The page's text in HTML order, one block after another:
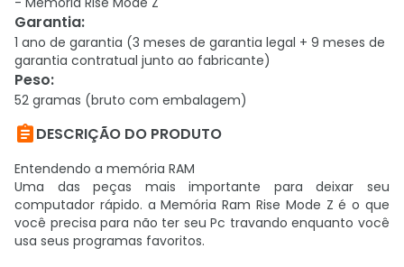
Garantia:
1 ano de garantia (3 meses de garantia legal + 9 meses de
garantia contratual junto ao fabricante)
Peso:
52 gramas (bruto com embalagem)
DESCRIÇÃO DO PRODUTO
Entendendo a memória RAM
Uma das peças mais importante para deixar seu
computador rápido. a Memória Ram Rise Mode Z é o que
você precisa para não ter seu Pc travando enquanto você
usa seus programas favoritos.